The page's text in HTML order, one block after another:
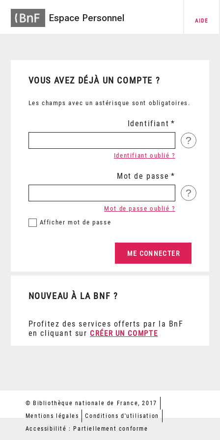
Espace Personnel AIDE
VOUS AVEZ DÉJÀ UN COMPTE ?
Les champs avec un astérisque sont obligatoires.
Identifiant
?
Identifiant oublié ?
Mot de passe
?
Afficher mot de passe
Mot de passe oublié ?
NOUVEAU À LA BNF ?
Profitez des services offerts par la BnF
en cliquant sur CRÉER UN COMPTE
© Bibliothèque nationale de France, 2017
Mentions légales
Conditions d'utilisation
Accessibilité : Partiellement conforme